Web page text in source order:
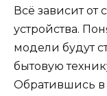
Всё зависит
устройства.
модели будут
бытовую
Обратившись в